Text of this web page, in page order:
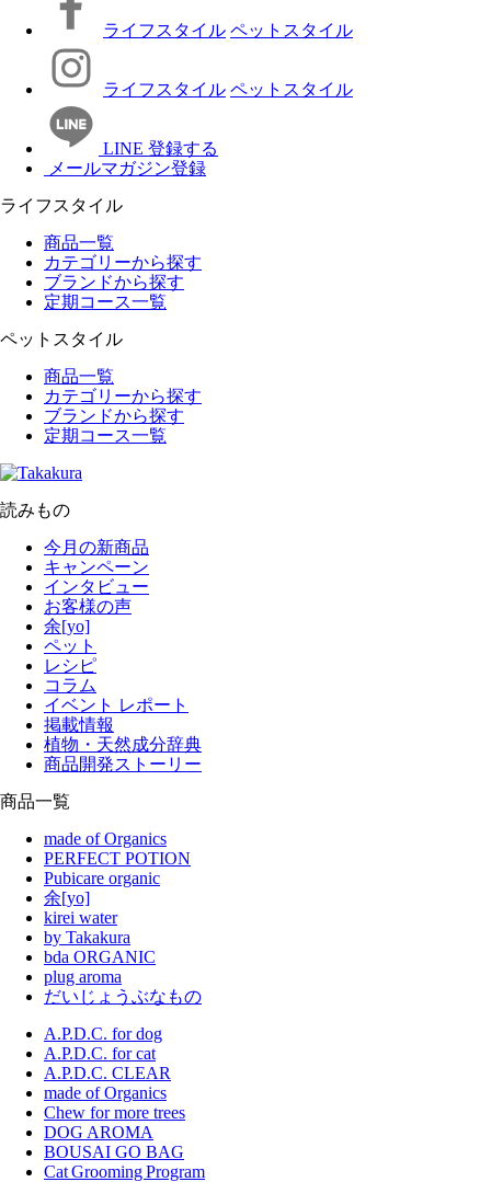
ライフスタイル ペットスタイル
ライフスタイル ペットスタイル
LINE 登録する
メールマガジン登録
ライフスタイル
商品一覧
カテゴリーから探す
ブランドから探す
定期コース一覧
ペットスタイル
商品一覧
カテゴリーから探す
ブランドから探す
定期コース一覧
読みもの
今月の新商品
キャンペーン
インタビュー
お客様の声
余[yo]
ペット
レシピ
コラム
イベント レポート
掲載情報
植物・天然成分辞典
商品開発ストーリー
商品一覧
made of Organics
PERFECT POTION
Pubicare organic
余[yo]
kirei water
by Takakura
bda ORGANIC
plug aroma
だいじょうぶなもの
A.P.D.C. for dog
A.P.D.C. for cat
A.P.D.C. CLEAR
made of Organics
Chew for more trees
DOG AROMA
BOUSAI GO BAG
Cat Grooming Program